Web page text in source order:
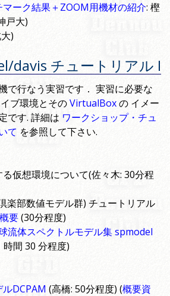
マーク結果＋ZOOM用機材の紹介: 樫
戸大)
)
davis チュートリアル I
で行なう実習です． 実習に必要な
ブ環境とそのVirtualBoxの イメー
です. 詳細は ワークショップ・チュ
て を参照して下さい.
仮想環境について(佐々木: 30分程
楽部数値モデル群) チュートリアル
要(30分程度)
流体スペクトルモデル集 spmodel
時間 30 分程度)
DCPAM (高橋: 50分程度) (概要資